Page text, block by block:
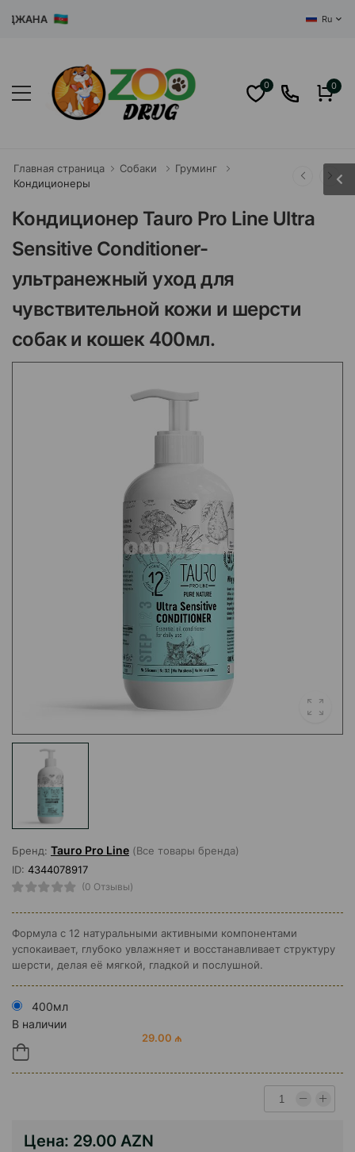
Ru
0 0
Главная страница Собаки
Груминг
Кондиционеры
Кондиционер Tauro Pro Line Ultra
Sensitive Conditioner-
ультранежный уход для
чувствительной кожи и шерсти
собак и кошек 400мл.
Бренд: Tauro Pro Line (Все товары бренда)
ID: 4344078917
(0 Отзывы)
Формула с 12 натуральными активными компонентами
успокаивает, глубоко увлажняет и восстанавливает структуру
шерсти, делая её мягкой, гладкой и послушной.
400мл
В наличии
29.00 ₼
Цена: 29.00 AZN